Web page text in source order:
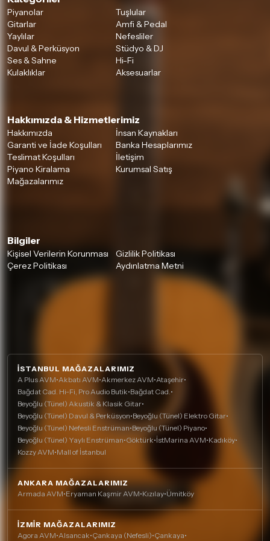
Detaylar için
Piyanolar
Tuşlular
Gitarlar
Amfi & Pedal
Yaylılar
Nefesliler
Davul & Perküsyon
Stüdyo & DJ
Ses & Sahne
Hi-Fi
Kulaklıklar
Aksesuarlar
Hakkımızda & Hizmetlerimiz
Hakkımızda
İnsan Kaynakları
Garanti ve İade Koşulları
Banka Hesaplarımız
Teslimat Koşulları
İletişim
Piyano Kiralama
Kurumsal Satış
Mağazalarımız
Bilgiler
Kişisel Verilerin Korunması
Gizlilik Politikası
Çerez Politikası
Aydınlatma Metni
İSTANBUL MAĞAZALARIMIZ
A Plus AVM•Akbatı AVM•Akmerkez AVM•Ataşehir•
Bağdat Cad. Hi-Fi, Pro Audio Butik•Bağdat Cad.•
Beyoğlu (Tünel) Akustik & Klasik Gitar•
Beyoğlu (Tünel) Davul & Perküsyon•Beyoğlu (Tünel) Elektro Gitar•
Beyoğlu (Tünel) Nefesli Enstrüman•Beyoğlu (Tünel) Piyano•
Beyoğlu (Tünel) Yaylı Enstrüman•Göktürk•İstMarina AVM•Kadıköy•
Kozzy AVM•Mall of İstanbul
ANKARA MAĞAZALARIMIZ
Armada AVM•Eryaman Kaşmir AVM•Kızılay•Ümitköy
İZMIR MAĞAZALARIMIZ
Agora AVM•Alsancak•Çankaya (Nefesli)•Çankaya•